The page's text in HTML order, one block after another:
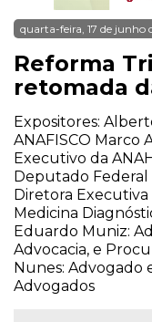
quarta-feira, 17 de junho
Reforma
retomada
Expositores:
ANAFISCO Marco
Executivo da
Deputado Federal
Diretora Executiva
Medicina
Eduardo Muniz:
Advocacia, e
Nunes: Advogado
Advogados